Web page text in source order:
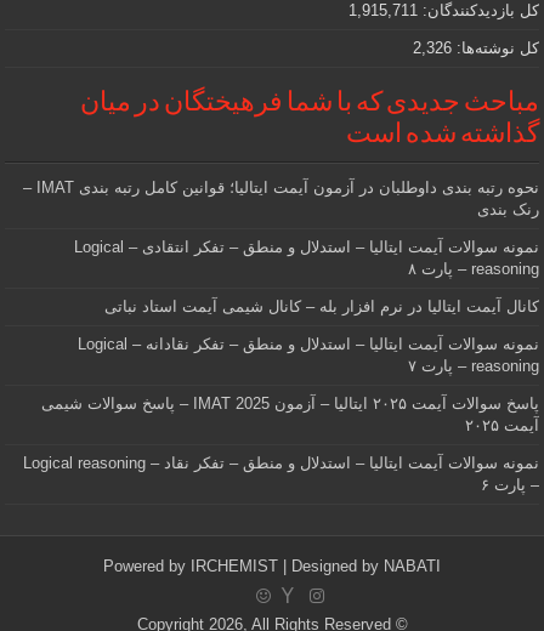
کل بازدیدکنند‌گان:1,915,711
کل نوشته‌ها:2,326
مباحث جدیدی که با شما فرهیختگان در میان
گذاشته شده است
نحوه رتبه بندی داوطلبان در آزمون آیمت ایتالیا؛ قوانین کامل رتبه بندی IMAT –
رنک بندی
نمونه سوالات آیمت ایتالیا – استدلال و منطق – تفکر انتقادی – Logical
reasoning – پارت ۸
کانال آیمت ایتالیا در نرم افزار بله – کانال شیمی آیمت استاد نباتی
نمونه سوالات آیمت ایتالیا – استدلال و منطق – تفکر نقادانه – Logical
reasoning – پارت ۷
پاسخ سوالات آیمت ۲۰۲۵ ایتالیا – آزمون IMAT 2025 – پاسخ سوالات شیمی
آیمت ۲۰۲۵
نمونه سوالات آیمت ایتالیا – استدلال و منطق – تفکر نقاد – Logical reasoning
– پارت ۶
Powered by IRCHEMIST | Designed by NABATI
© Copyright 2026, All Rights Reserved